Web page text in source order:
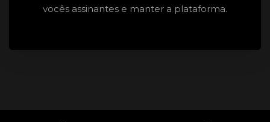
vocês assinantes e manter a plataforma.